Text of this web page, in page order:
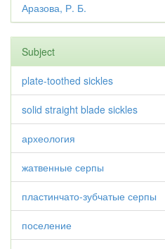
Аразова, Р. Б.
Subject
plate-toothed sickles
solid straight blade sickles
археология
жатвенные серпы
пластинчато-зубчатые серпы
поселение